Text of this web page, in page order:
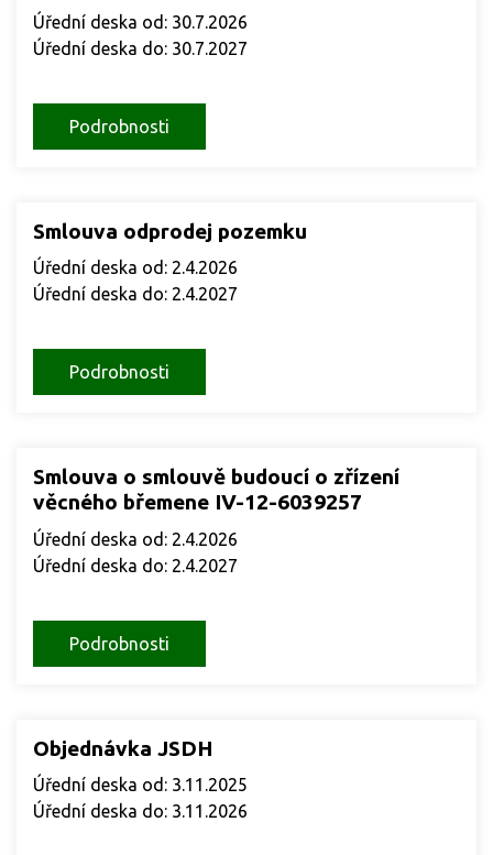
Úřední deska od: 30.7.2026
Úřední deska do: 30.7.2027
Podrobnosti
Smlouva odprodej pozemku
Úřední deska od: 2.4.2026
Úřední deska do: 2.4.2027
Podrobnosti
Smlouva o smlouvě budoucí o zřízení
věcného břemene IV-12-6039257
Úřední deska od: 2.4.2026
Úřední deska do: 2.4.2027
Podrobnosti
Objednávka JSDH
Úřední deska od: 3.11.2025
Úřední deska do: 3.11.2026